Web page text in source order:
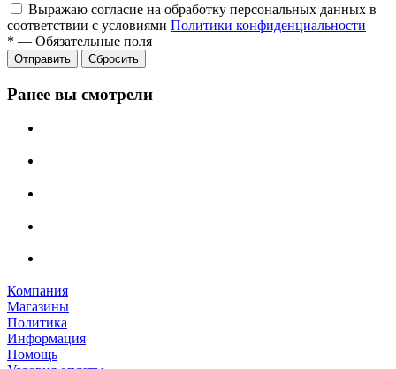
Выражаю согласие на обработку персональных данных в
соответствии с условиями Политики конфиденциальности
* — Обязательные поля
Отправить Сбросить
Ранее вы смотрели
Компания
Магазины
Политика
Информация
Помощь